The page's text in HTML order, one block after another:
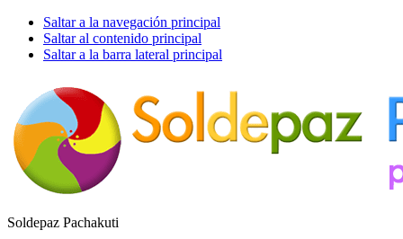
Saltar a la navegación principal
Saltar al contenido principal
Saltar a la barra lateral principal
Soldepaz Pachakuti